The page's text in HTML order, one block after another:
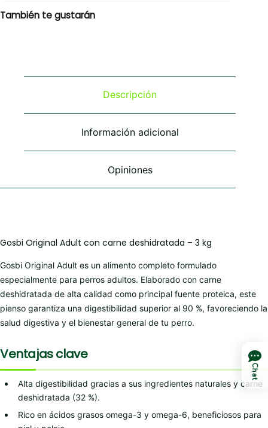
También te gustarán
Descripción
Información adicional
Opiniones
Gosbi Original Adult con carne deshidratada – 3 kg
Gosbi Original Adult es un alimento completo formulado
especialmente para perros adultos. Elaborado con carne
deshidratada de alta calidad como principal fuente proteica, este
pienso garantiza una digestibilidad superior al 90 %, favoreciendo la
salud digestiva y el bienestar general de tu perro.
Ventajas clave
Alta digestibilidad gracias a sus ingredientes naturales y carne
deshidratada (32 %).
Rico en ácidos grasos omega-3 y omega-6, beneficiosos para
Chat